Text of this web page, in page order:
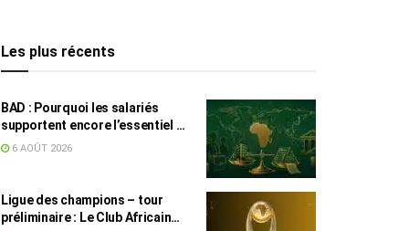
Les plus récents
BAD : Pourquoi les salariés
supportent encore l’essentiel de
l’effort fiscal en Tunisie
6 AOÛT 2026
Ligue des champions – tour
préliminaire : Le Club Africain